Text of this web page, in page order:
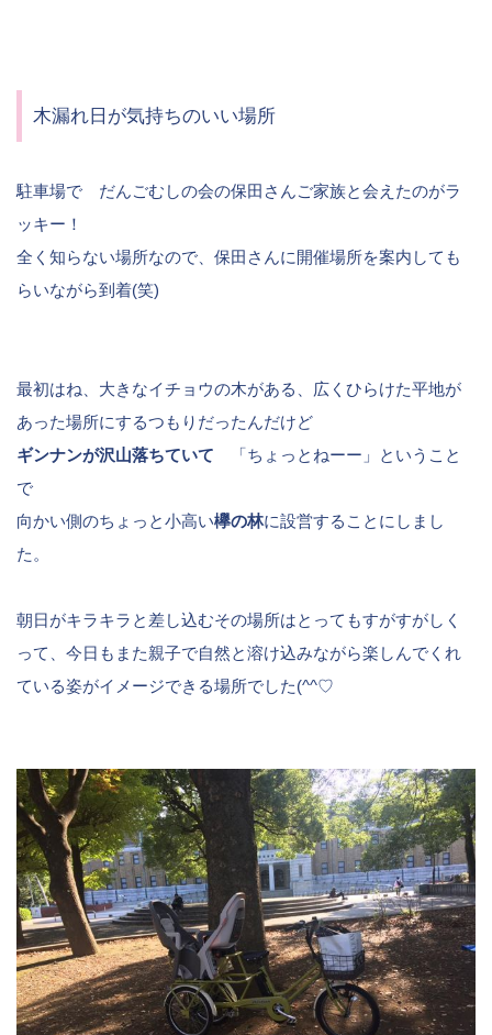
木漏れ日が気持ちのいい場所
駐車場で だんごむしの会の保田さんご家族と会えたのがラ
ッキー！
全く知らない場所なので、保田さんに開催場所を案内しても
らいながら到着(笑)
最初はね、大きなイチョウの木がある、広くひらけた平地が
あった場所にするつもりだったんだけど
ギンナンが沢山落ちていて
「ちょっとねーー」ということ
で
向かい側のちょっと小高い欅の林に設営することにしまし
た。
朝日がキラキラと差し込むその場所はとってもすがすがしく
って、今日もまた親子で自然と溶け込みながら楽しんでくれ
ている姿がイメージできる場所でした(^^♡